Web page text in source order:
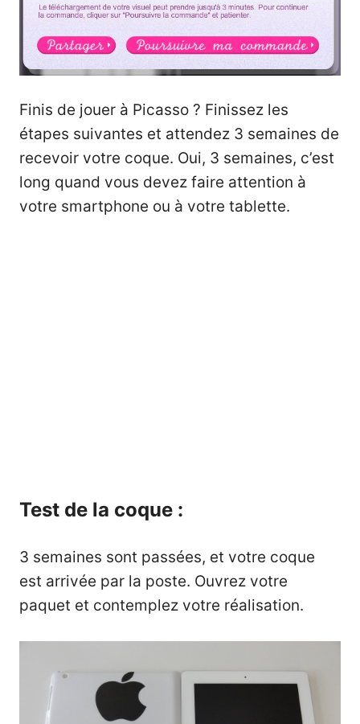
Finis de jouer à Picasso ? Finissez les
étapes suivantes et attendez 3 semaines de
recevoir votre coque. Oui, 3 semaines, c’est
long quand vous devez faire attention à
votre smartphone ou à votre tablette.
Test de la coque :
3 semaines sont passées, et votre coque
est arrivée par la poste. Ouvrez votre
paquet et contemplez votre réalisation.